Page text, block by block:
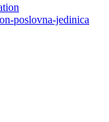
poslovna-jedinica